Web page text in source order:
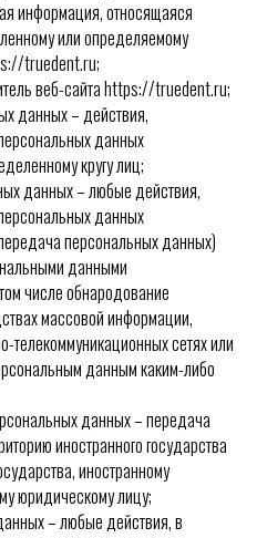
информация, относящаяся
или определяемому
truedent.ru;
веб-сайта https://truedent.ru;
данных – действия,
данных
кругу лиц;
данных – любые действия,
данных
персональных данных)
данными
числе обнародование
массовой информации,
сетях или
данным каким-либо
данных – передача
иностранного государства
иностранному
юридическому лицу;
– любые действия, в